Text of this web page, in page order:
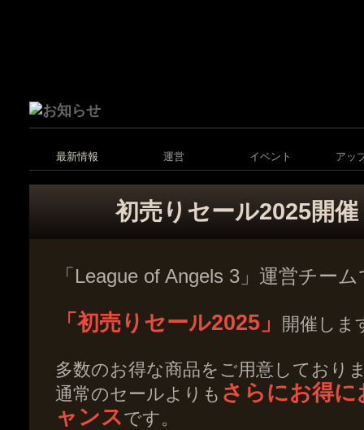
最新情報 運営 イベント アッ
初売りセール2025開催
「League of Angels 3」運営チー
「初売りセール2025」 開催しま
多数のお得な商品をご用意しており
通常のセールよりも さらにお得
ャンスです。